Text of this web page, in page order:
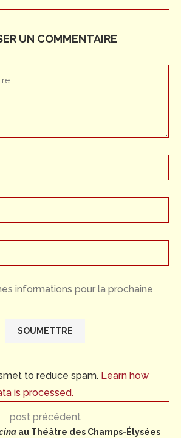
UN COMMENTAIRE
informations pour la prochaine
to reduce spam. Learn how
is processed.
post précédent
au Théâtre des Champs-Élysées